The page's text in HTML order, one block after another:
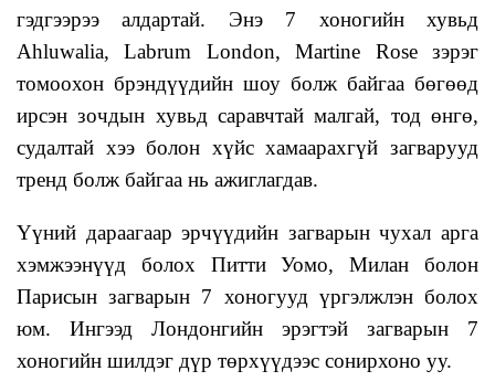
гэдгээрээ алдартай. Энэ 7 хоногийн хувьд
Ahluwalia, Labrum London, Martine Rose зэрэг
томоохон брэндүүдийн шоу болж байгаа бөгөөд
ирсэн зочдын хувьд саравчтай малгай, тод өнгө,
судалтай хээ болон хүйс хамаарахгүй загварууд
тренд болж байгаа нь ажиглагдав.
Үүний дараагаар эрчүүдийн загварын чухал арга
хэмжээнүүд болох Питти Уомо, Милан болон
Парисын загварын 7 хоногууд үргэлжлэн болох
юм. Ингээд Лондонгийн эрэгтэй загварын 7
хоногийн шилдэг дүр төрхүүдээс сонирхоно уу.